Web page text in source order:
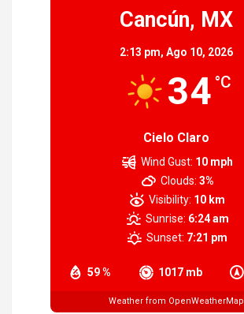
Cancún, MX
2:13 pm, Ago 10, 2026
34 °C
Cielo Claro
59 % 1017 mb
Wind Gust: 10 mph
Clouds: 3%
Visibility: 10 km
Sunrise: 6:24 am
Sunset: 7:21 pm
Weather from OpenWeatherMap